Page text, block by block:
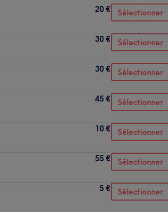
20 € Sélectionner
30 € Sélectionner
30 € Sélectionner
45 € Sélectionner
10 € Sélectionner
55 € Sélectionner
5 € Sélectionner